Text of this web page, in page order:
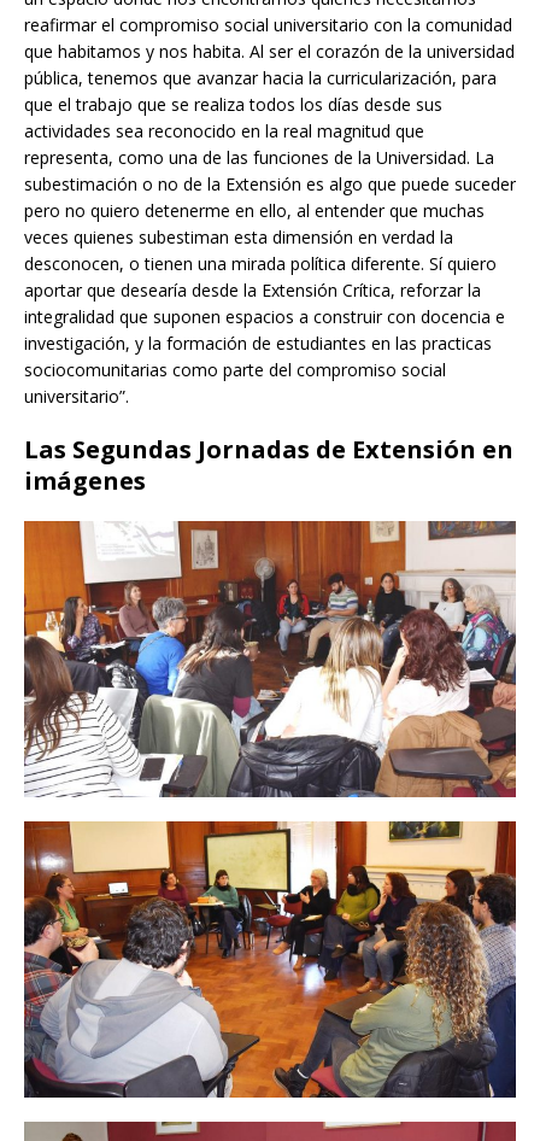
reafirmar el compromiso social universitario con la comunidad
que habitamos y nos habita. Al ser el corazón de la universidad
pública, tenemos que avanzar hacia la curricularización, para
que el trabajo que se realiza todos los días desde sus
actividades sea reconocido en la real magnitud que
representa, como una de las funciones de la Universidad. La
subestimación o no de la Extensión es algo que puede suceder
pero no quiero detenerme en ello, al entender que muchas
veces quienes subestiman esta dimensión en verdad la
desconocen, o tienen una mirada política diferente. Sí quiero
aportar que desearía desde la Extensión Crítica, reforzar la
integralidad que suponen espacios a construir con docencia e
investigación, y la formación de estudiantes en las practicas
sociocomunitarias como parte del compromiso social
universitario”.
Las Segundas Jornadas de Extensión en
imágenes